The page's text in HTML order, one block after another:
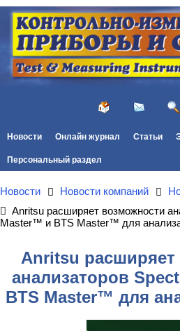
Новости Онлайн журнал Статьи
Персональный раздел
Новости Новости компаний
Anritsu расширяет возможности
Master™ и BTS Master™ для
Anritsu
анализаторов
BTS Master™ для